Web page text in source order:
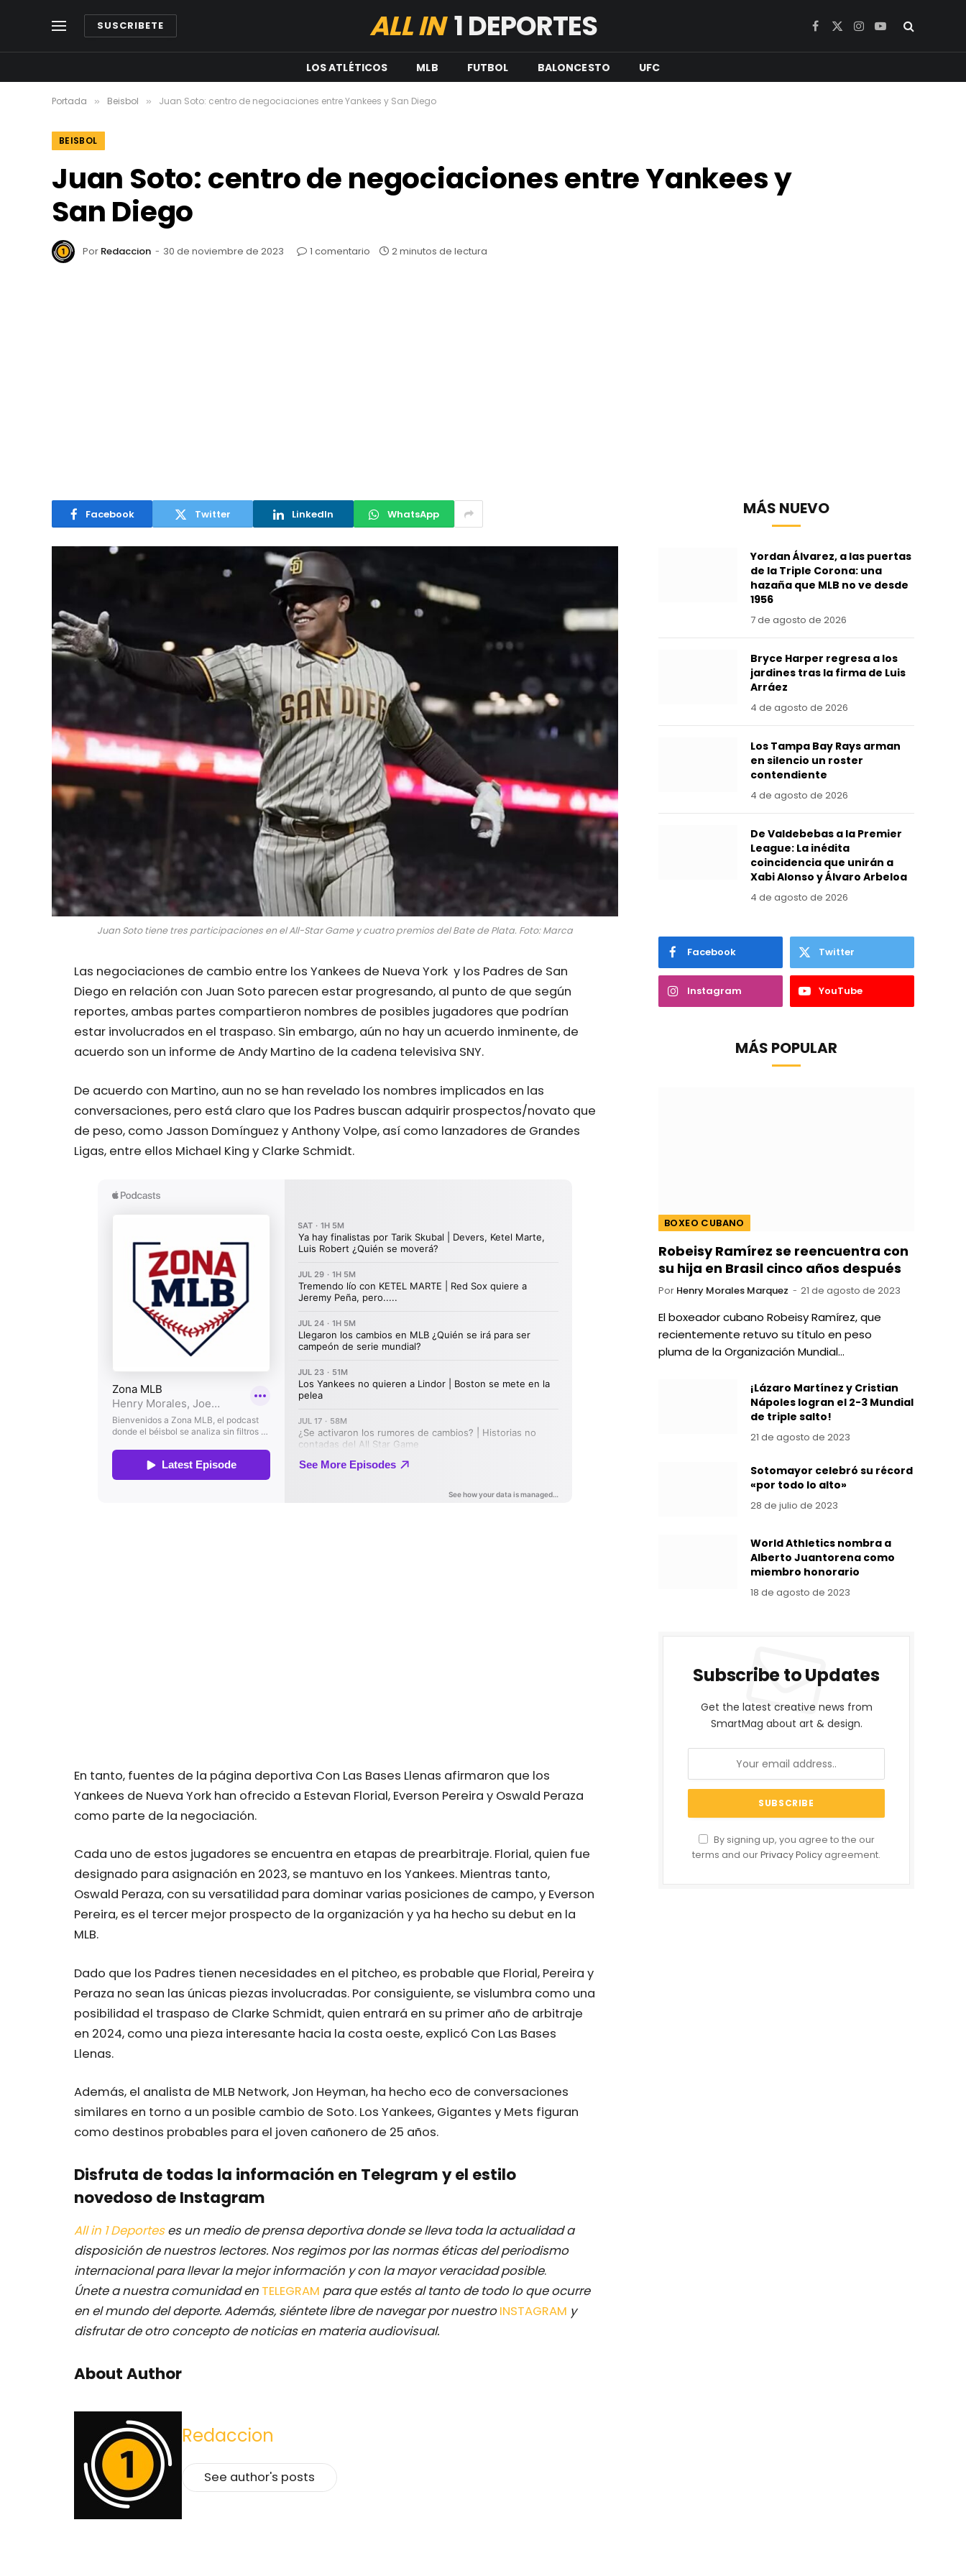
SUSCRIBETE ALL IN1 DEPORTES Facebook
X
Instagram
YouTube
LOS ATLÉTICOS MLB FUTBOL BALONCESTO UFC
Portada » Beisbol » Juan Soto: centro de negociaciones entre Yankees y San Diego
BEISBOL
Juan Soto: centro de negociaciones entre Yankees y
San Diego
Por Redaccion 30 de noviembre de 2023 1 comentario 2 minutos de lectura
Facebook Twitter LinkedIn WhatsApp
Juan Soto tiene tres participaciones en el All-Star Game y cuatro premios del Bate de Plata. Foto: Marca
Las negociaciones de cambio entre los Yankees de Nueva York y los Padres de San
Diego en relación con Juan Soto parecen estar progresando, al punto de que según
reportes, ambas partes compartieron nombres de posibles jugadores que podrían
estar involucrados en el traspaso. Sin embargo, aún no hay un acuerdo inminente, de
acuerdo son un informe de Andy Martino de la cadena televisiva SNY.
De acuerdo con Martino, aun no se han revelado los nombres implicados en las
conversaciones, pero está claro que los Padres buscan adquirir prospectos/novato que
de peso, como Jasson Domínguez y Anthony Volpe, así como lanzadores de Grandes
Ligas, entre ellos Michael King y Clarke Schmidt.
En tanto, fuentes de la página deportiva Con Las Bases Llenas afirmaron que los
Yankees de Nueva York han ofrecido a Estevan Florial, Everson Pereira y Oswald Peraza
como parte de la negociación.
Cada uno de estos jugadores se encuentra en etapas de prearbitraje. Florial, quien fue
designado para asignación en 2023, se mantuvo en los Yankees. Mientras tanto,
Oswald Peraza, con su versatilidad para dominar varias posiciones de campo, y Everson
Pereira, es el tercer mejor prospecto de la organización y ya ha hecho su debut en la
MLB.
Dado que los Padres tienen necesidades en el pitcheo, es probable que Florial, Pereira y
Peraza no sean las únicas piezas involucradas. Por consiguiente, se vislumbra como una
posibilidad el traspaso de Clarke Schmidt, quien entrará en su primer año de arbitraje
en 2024, como una pieza interesante hacia la costa oeste, explicó Con Las Bases
Llenas.
Además, el analista de MLB Network, Jon Heyman, ha hecho eco de conversaciones
similares en torno a un posible cambio de Soto. Los Yankees, Gigantes y Mets figuran
como destinos probables para el joven cañonero de 25 años.
Disfruta de todas la información en Telegram y el estilo
novedoso de Instagram
All in 1 Deporteses un medio de prensa deportiva donde se lleva toda la actualidad a
disposición de nuestros lectores. Nos regimos por las normas éticas del periodismo
internacional para llevar la mejor información y con la mayor veracidad posible.
Únete a nuestra comunidad en TELEGRAM para que estés al tanto de todo lo que ocurre
en el mundo del deporte. Además, siéntete libre de navegar por nuestro INSTAGRAM y
disfrutar de otro concepto de noticias en materia audiovisual.
About Author
Redaccion
See author's posts
MÁS NUEVO
Yordan Álvarez, a las puertas
de la Triple Corona: una
hazaña que MLB no ve desde
1956
7 de agosto de 2026
Bryce Harper regresa a los
jardines tras la firma de Luis
Arráez
4 de agosto de 2026
Los Tampa Bay Rays arman
en silencio un roster
contendiente
4 de agosto de 2026
De Valdebebas a la Premier
League: La inédita
coincidencia que unirán a
Xabi Alonso y Álvaro Arbeloa
4 de agosto de 2026
Facebook Twitter
Instagram YouTube
MÁS POPULAR
BOXEO CUBANO
Robeisy Ramírez se reencuentra con
su hija en Brasil cinco años después
Por Henry Morales Marquez 21 de agosto de 2023
El boxeador cubano Robeisy Ramírez, que
recientemente retuvo su título en peso
pluma de la Organización Mundial…
¡Lázaro Martínez y Cristian
Nápoles logran el 2-3 Mundial
de triple salto!
21 de agosto de 2023
Sotomayor celebró su récord
«por todo lo alto»
28 de julio de 2023
World Athletics nombra a
Alberto Juantorena como
miembro honorario
18 de agosto de 2023
Subscribe to Updates
Get the latest creative news from
SmartMag about art & design.
By signing up, you agree to the our
terms and ourPrivacy Policy agreement.